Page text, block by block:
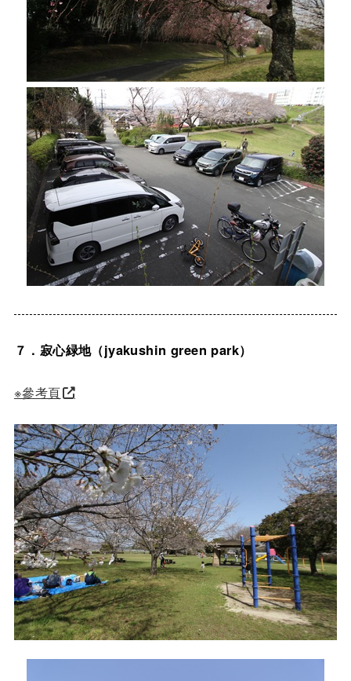
７．寂心緑地（jyakushin green park）
※參考頁